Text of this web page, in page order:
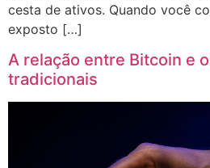
cesta de ativos. Quando você
exposto […]
A relação entre Bitcoin e
tradicionais